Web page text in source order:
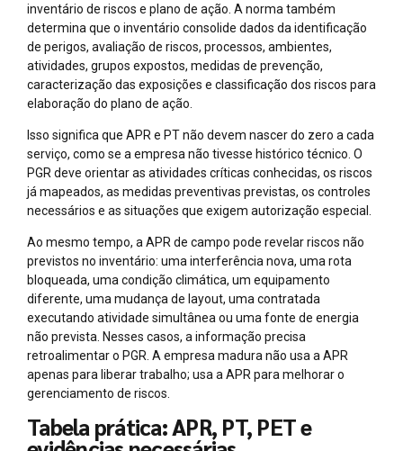
inventário de riscos e plano de ação. A norma também
determina que o inventário consolide dados da identificação
de perigos, avaliação de riscos, processos, ambientes,
atividades, grupos expostos, medidas de prevenção,
caracterização das exposições e classificação dos riscos para
elaboração do plano de ação.
Isso significa que APR e PT não devem nascer do zero a cada
serviço, como se a empresa não tivesse histórico técnico. O
PGR deve orientar as atividades críticas conhecidas, os riscos
já mapeados, as medidas preventivas previstas, os controles
necessários e as situações que exigem autorização especial.
Ao mesmo tempo, a APR de campo pode revelar riscos não
previstos no inventário: uma interferência nova, uma rota
bloqueada, uma condição climática, um equipamento
diferente, uma mudança de layout, uma contratada
executando atividade simultânea ou uma fonte de energia
não prevista. Nesses casos, a informação precisa
retroalimentar o PGR. A empresa madura não usa a APR
apenas para liberar trabalho; usa a APR para melhorar o
gerenciamento de riscos.
Tabela prática: APR, PT, PET e